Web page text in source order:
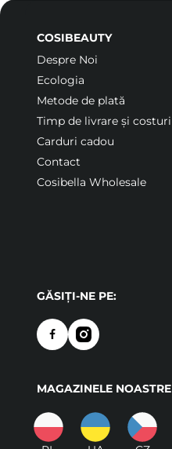
COSIBEAUTY
Despre Noi
Ecologia
Metode de plată
Timp de livrare și costuri
Carduri cadou
Contact
Cosibella Wholesale
GĂSIȚI-NE PE:
MAGAZINELE NOASTRE